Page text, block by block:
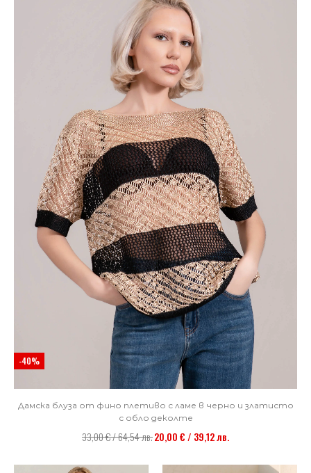
-40%
Дамска блуза от фино плетиво с ламе в черно и златисто
с обло деколте
33,00 € / 64,54 лв.20,00 € / 39,12 лв.